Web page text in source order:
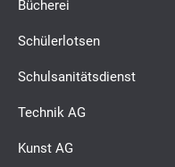
Bücherei
Schülerlotsen
Schulsanitätsdienst
Technik AG
Kunst AG